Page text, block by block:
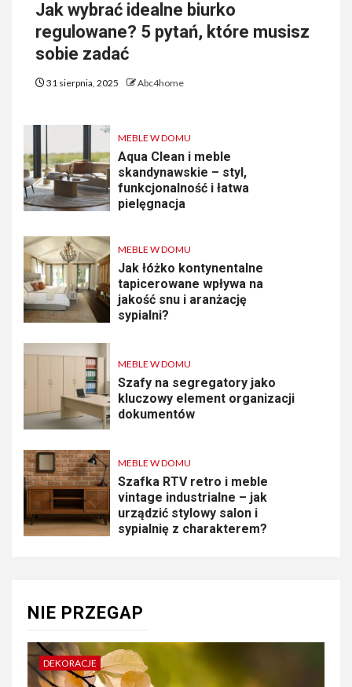
Jak wybrać idealne biurko
regulowane? 5 pytań, które musisz
sobie zadać
31 sierpnia, 2025 Abc4home
MEBLE W DOMU
Aqua Clean i meble
skandynawskie – styl,
funkcjonalność i łatwa
pielęgnacja
MEBLE W DOMU
Jak łóżko kontynentalne
tapicerowane wpływa na
jakość snu i aranżację
sypialni?
MEBLE W DOMU
Szafy na segregatory jako
kluczowy element organizacji
dokumentów
MEBLE W DOMU
Szafka RTV retro i meble
vintage industrialne – jak
urządzić stylowy salon i
sypialnię z charakterem?
NIE PRZEGAP
DEKORACJE